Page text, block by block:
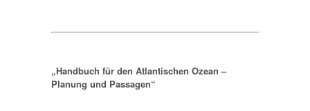
„Handbuch für den Atlantischen Ozean –
Planung und Passagen“